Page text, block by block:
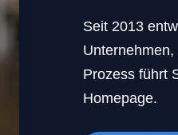
Seit 2013
Prozess führt
Homepage.